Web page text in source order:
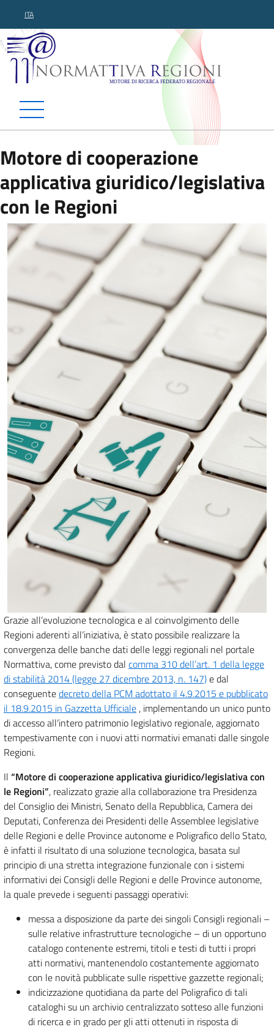
ITA
Normattiva Regioni -
Motore di cooperazione
applicativa giuridico/legislativa
con le Regioni
Grazie all’evoluzione tecnologica e al coinvolgimento delle
Regioni aderenti all’iniziativa, è stato possibile realizzare la
convergenza delle banche dati delle leggi regionali nel portale
Normattiva, come previsto dal comma 310 dell’art. 1 della legge
di stabilità 2014 (legge 27 dicembre 2013, n. 147)e dal
conseguentedecreto della PCM adottato il 4.9.2015 e pubblicato
il 18.9.2015 in Gazzetta Ufficiale , implementando un unico punto
di accesso all’intero patrimonio legislativo regionale, aggiornato
tempestivamente con i nuovi atti normativi emanati dalle singole
Regioni.
Il “Motore di cooperazione applicativa giuridico/legislativa con
le Regioni”, realizzato grazie alla collaborazione tra Presidenza
del Consiglio dei Ministri, Senato della Repubblica, Camera dei
Deputati, Conferenza dei Presidenti delle Assemblee legislative
delle Regioni e delle Province autonome e Poligrafico dello Stato,
è infatti il risultato di una soluzione tecnologica, basata sul
principio di una stretta integrazione funzionale con i sistemi
informativi dei Consigli delle Regioni e delle Province autonome,
la quale prevede i seguenti passaggi operativi:
messa a disposizione da parte dei singoli Consigli regionali –
sulle relative infrastrutture tecnologiche – di un opportuno
catalogo contenente estremi, titoli e testi di tutti i propri
atti normativi, mantenendolo costantemente aggiornato
con le novità pubblicate sulle rispettive gazzette regionali;
indicizzazione quotidiana da parte del Poligrafico di tali
cataloghi su un archivio centralizzato sotteso alle funzioni
di ricerca e in grado per gli atti ottenuti in risposta di